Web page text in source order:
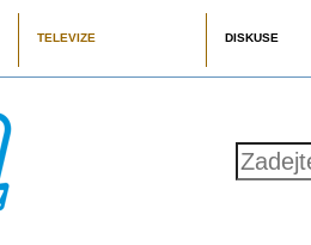
TELEVIZE DISKUSE